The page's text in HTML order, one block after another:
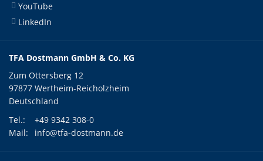
YouTube
LinkedIn
TFA Dostmann GmbH & Co. KG
Zum Ottersberg 12
97877 Wertheim-Reicholzheim
Deutschland
Tel.:
+49 9342 308-0
Mail:
info@tfa-dostmann.de